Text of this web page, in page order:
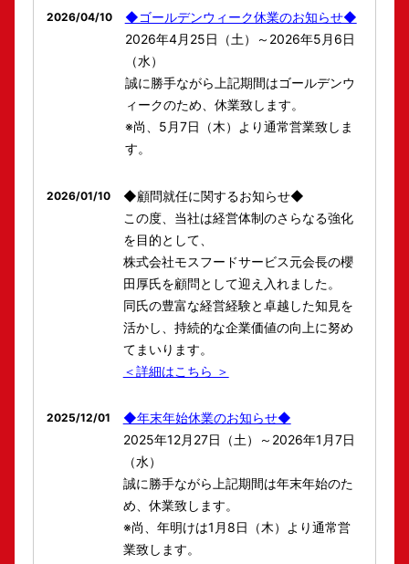
2026/04/10
◆ゴールデンウィーク休業のお知らせ◆
2026年4月25日（土）～2026年5月6日
（水）
誠に勝手ながら上記期間はゴールデンウ
ィークのため、休業致します。
※尚、5月7日（木）より通常営業致しま
す。
2026/01/10
◆顧問就任に関するお知らせ◆
この度、当社は経営体制のさらなる強化
を目的として、
株式会社モスフードサービス元会長の櫻
田厚氏を顧問として迎え入れました。
同氏の豊富な経営経験と卓越した知見を
活かし、持続的な企業価値の向上に努め
てまいります。
＜詳細はこちら ＞
2025/12/01
◆年末年始休業のお知らせ◆
2025年12月27日（土）～2026年1月7日
（水）
誠に勝手ながら上記期間は年末年始のた
め、休業致します。
※尚、年明けは1月8日（木）より通常営
業致します。